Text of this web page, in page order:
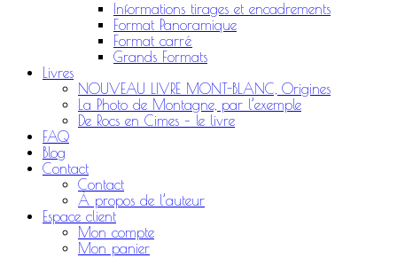
Informations tirages et encadrements
Format Panoramique
Format carré
Grands Formats
Livres
NOUVEAU LIVRE MONT-BLANC, Origines
La Photo de Montagne, par l’exemple
De Rocs en Cimes – le livre
FAQ
Blog
Contact
Contact
À propos de l’auteur
Espace client
Mon compte
Mon panier